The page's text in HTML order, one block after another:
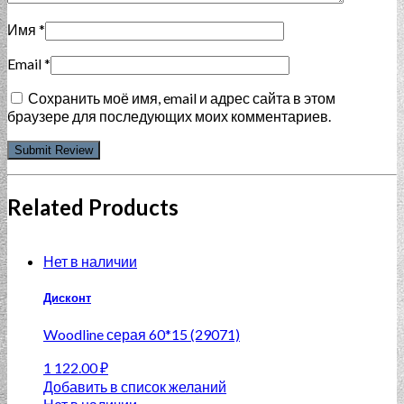
Имя *
Email*
Сохранить моё имя, email и адрес сайта в этом
браузере для последующих моих комментариев.
Related Products
Нет в наличии
Дисконт
Woodline серая 60*15 (29071)
1 122.00₽
Добавить в список желаний